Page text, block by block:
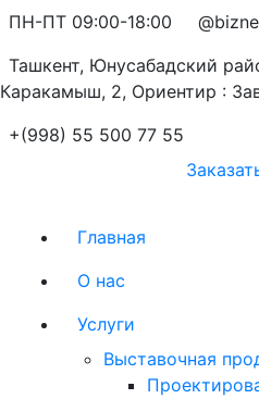
ПН-ПТ 09:00-18:00
Ташкент, Юнусабадский
Каракамыш, 2, Ориентир :
+(998) 55 500 77 55
Главная
О нас
Услуги
Выставочная